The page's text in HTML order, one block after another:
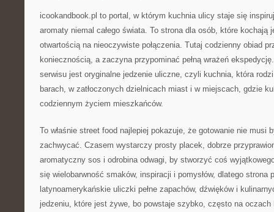
icookandbook.pl to portal, w którym kuchnia ulicy staje się
aromaty niemal całego świata. To strona dla osób, które kochają
otwartością na nieoczywiste połączenia. Tutaj codzienny obiad
koniecznością, a zaczyna przypominać pełną wrażeń
serwisu jest oryginalne jedzenie uliczne, czyli kuchnia, która
barach, w zatłoczonych dzielnicach miast i w miejscach, gdzie
codziennym życiem mieszkańców.
To właśnie street food najlepiej pokazuje, że gotowanie nie musi
zachwycać. Czasem wystarczy prosty placek, dobrze
aromatyczny sos i odrobina odwagi, by stworzyć coś
się wielobarwność smaków, inspiracji i pomysłów, dlatego strona
latynoamerykańskie uliczki pełne zapachów, dźwięków i
jedzeniu, które jest żywe, bo powstaje szybko, często na oczach